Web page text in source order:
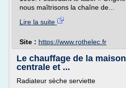
nous maîtrisons la chaîne de...
Lire la suite
Site : https://www.rothelec.fr
Le chauffage de la
centrale et ...
Radiateur sèche serviette